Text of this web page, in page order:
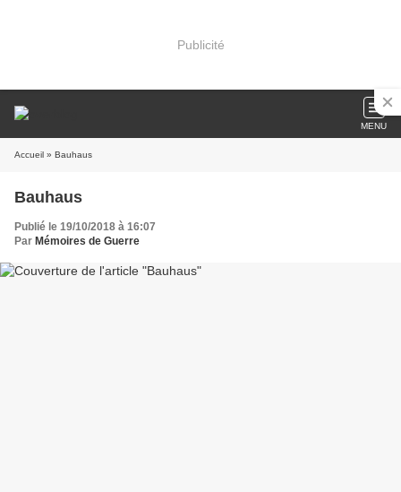
Publicité
MENU
Accueil » Bauhaus
Bauhaus
Publié le 19/10/2018 à 16:07
Par Mémoires de Guerre